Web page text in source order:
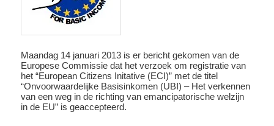
Maandag 14 januari 2013 is er bericht gekomen van de
Europese Commissie dat het verzoek om registratie van
het “European Citizens Initative (ECI)” met de titel
“Onvoorwaardelijke Basisinkomen (UBI) – Het verkennen
van een weg in de richting van emancipatorische welzijn
in de EU” is geaccepteerd.